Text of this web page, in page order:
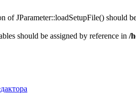
of JParameter::loadSetupFile() should
should be assigned by reference in /